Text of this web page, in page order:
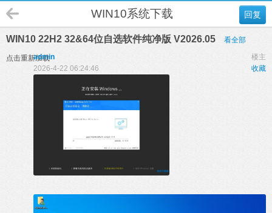
回复
WIN10系统下载
WIN10 22H2 32&64位自选软件纯净版 V2026.05 看全部
点击重新加载 楼主
admin
收藏
2026-4-22 06:24:46